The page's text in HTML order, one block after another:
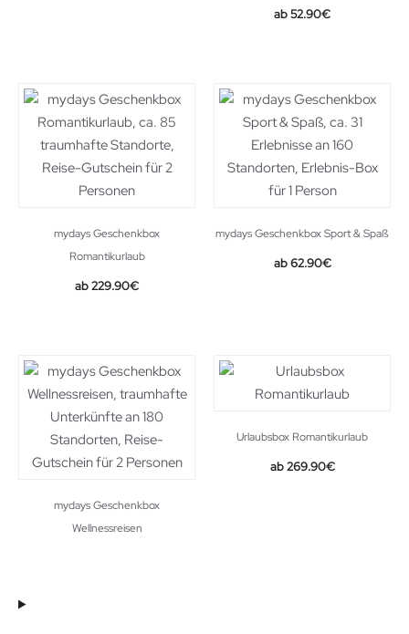
52.90€
mydays Geschenkbox
Romantikurlaub
229.90€
mydays Geschenkbox Sport & Spaß
62.90€
mydays Geschenkbox
Wellnessreisen
Urlaubsbox Romantikurlaub
269.90€